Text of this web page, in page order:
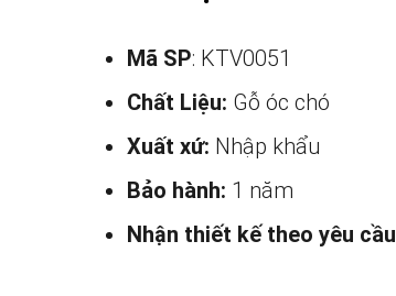
Mã SP: KTV0051
Chất Liệu: Gỗ óc chó
Xuất xứ: Nhập khẩu
Bảo hành: 1 năm
Nhận thiết kế theo yêu cầu